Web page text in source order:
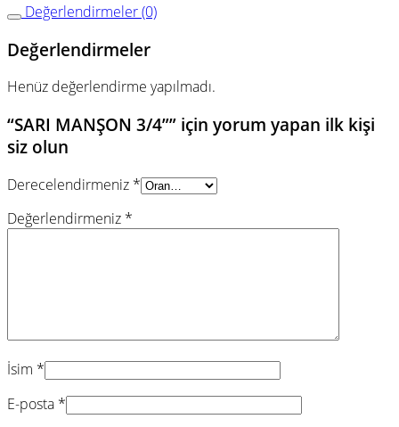
Değerlendirmeler (0)
Değerlendirmeler
Henüz değerlendirme yapılmadı.
“SARI MANŞON 3/4”” için yorum yapan ilk kişi
siz olun
Derecelendirmeniz *
Değerlendirmeniz *
İsim *
E-posta *